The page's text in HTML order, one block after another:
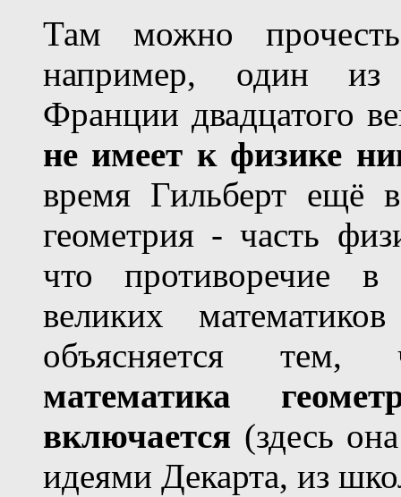
Там можно
например, один из
Франции двадцатого
не имеет к физике
время Гильберт ещё
геометрия - часть
что противоречие в
великих
объясняется
математика
включается (здесь
идеями Декарта, из